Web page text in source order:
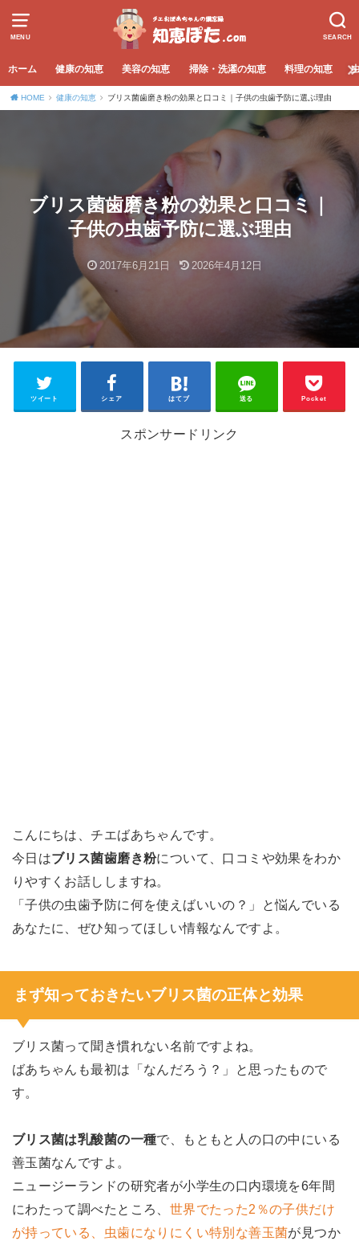
MENU SEARCH
ホーム 健康の知恵 美容の知恵 掃除・洗濯の知恵 料理の知恵
HOME 健康の知恵 ブリス菌歯磨き粉の効果と口コミ｜子供の虫歯予防に選ぶ理由
ブリス菌歯磨き粉の効果と口コミ｜
子供の虫歯予防に選ぶ理由
2017年6月21日 2026年4月12日
ツイート シェア はてブ 送る Pocket
スポンサードリンク
こんにちは、チエばあちゃんです。
今日はブリス菌歯磨き粉について、口コミや効果をわか
りやすくお話ししますね。
「子供の虫歯予防に何を使えばいいの？」と悩んでいる
あなたに、ぜひ知ってほしい情報なんですよ。
まず知っておきたいブリス菌の正体と効果
ブリス菌って聞き慣れない名前ですよね。
ばあちゃんも最初は「なんだろう？」と思ったもので
す。
ブリス菌は乳酸菌の一種で、もともと人の口の中にいる
善玉菌なんですよ。
ニュージーランドの研究者が小学生の口内環境を6年間
にわたって調べたところ、 世界でたった2％の子供だけ
が持っている、虫歯になりにくい特別な善玉菌が見つか